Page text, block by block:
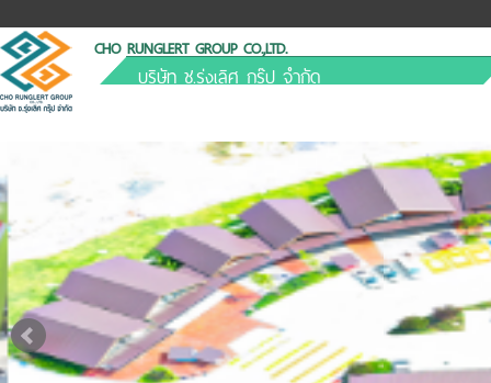
CHO RUNGLERT GROUP CO.,LTD.
บริษัท ช.รุ่งเลิศ กรุ๊ป จำกัด